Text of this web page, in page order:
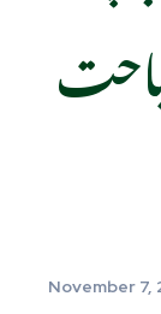
November 7,